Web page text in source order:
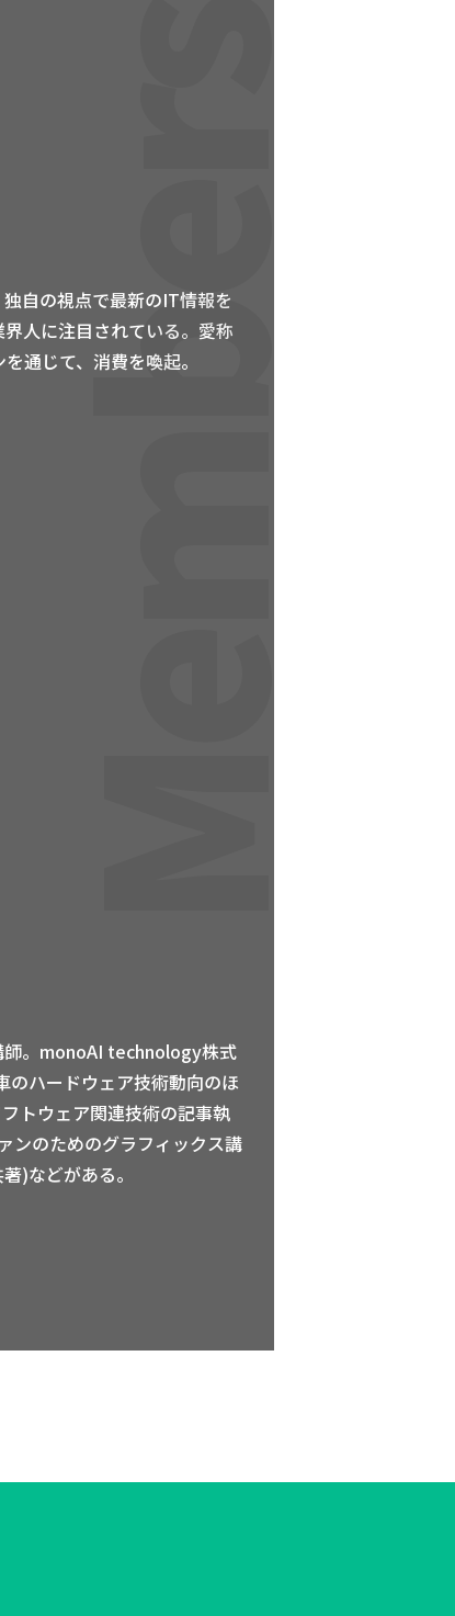
Members
自の視点で最新のIT情報を
人に注目されている。愛称
通じて、消費を喚起。
師。monoAI technology株式
のハードウェア技術動向のほ
トウェア関連技術の記事執
ンのためのグラフィックス講
)などがある。